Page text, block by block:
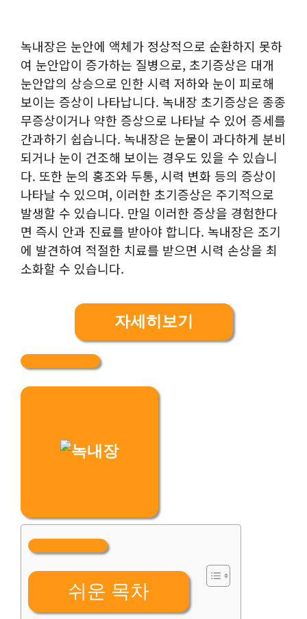
녹내장은 눈안에 액체가 정상적으로 순환하지 못하
여 눈안압이 증가하는 질병으로, 초기증상은 대개
눈안압의 상승으로 인한 시력 저하와 눈이 피로해
보이는 증상이 나타납니다. 녹내장 초기증상은 종종
무증상이거나 약한 증상으로 나타날 수 있어 증세를
간과하기 쉽습니다. 녹내장은 눈물이 과다하게 분비
되거나 눈이 건조해 보이는 경우도 있을 수 있습니
다. 또한 눈의 홍조와 두통, 시력 변화 등의 증상이
나타날 수 있으며, 이러한 초기증상은 주기적으로
발생할 수 있습니다. 만일 이러한 증상을 경험한다
면 즉시 안과 진료를 받아야 합니다. 녹내장은 조기
에 발견하여 적절한 치료를 받으면 시력 손상을 최
소화할 수 있습니다.
자세히보기
쉬운 목차